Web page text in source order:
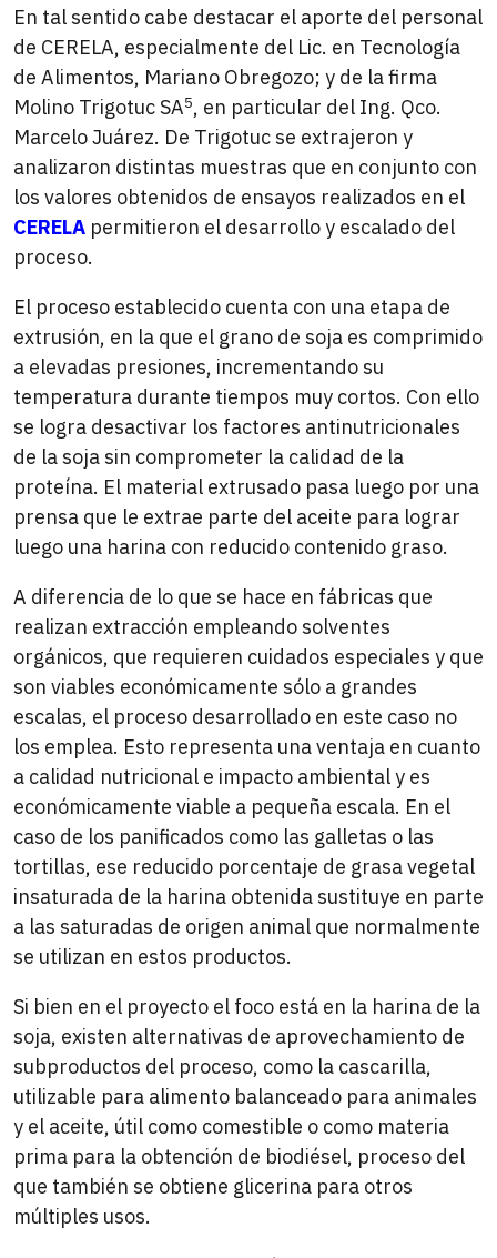
En tal sentido cabe destacar el aporte del personal
de CERELA, especialmente del Lic. en Tecnología
de Alimentos, Mariano Obregozo; y de la firma
Molino Trigotuc SA5, en particular del Ing. Qco.
Marcelo Juárez. De Trigotuc se extrajeron y
analizaron distintas muestras que en conjunto con
los valores obtenidos de ensayos realizados en el
CERELA permitieron el desarrollo y escalado del
proceso.
El proceso establecido cuenta con una etapa de
extrusión, en la que el grano de soja es comprimido
a elevadas presiones, incrementando su
temperatura durante tiempos muy cortos. Con ello
se logra desactivar los factores antinutricionales
de la soja sin comprometer la calidad de la
proteína. El material extrusado pasa luego por una
prensa que le extrae parte del aceite para lograr
luego una harina con reducido contenido graso.
A diferencia de lo que se hace en fábricas que
realizan extracción empleando solventes
orgánicos, que requieren cuidados especiales y que
son viables económicamente sólo a grandes
escalas, el proceso desarrollado en este caso no
los emplea. Esto representa una ventaja en cuanto
a calidad nutricional e impacto ambiental y es
económicamente viable a pequeña escala. En el
caso de los panificados como las galletas o las
tortillas, ese reducido porcentaje de grasa vegetal
insaturada de la harina obtenida sustituye en parte
a las saturadas de origen animal que normalmente
se utilizan en estos productos.
Si bien en el proyecto el foco está en la harina de la
soja, existen alternativas de aprovechamiento de
subproductos del proceso, como la cascarilla,
utilizable para alimento balanceado para animales
y el aceite, útil como comestible o como materia
prima para la obtención de biodiésel, proceso del
que también se obtiene glicerina para otros
múltiples usos.